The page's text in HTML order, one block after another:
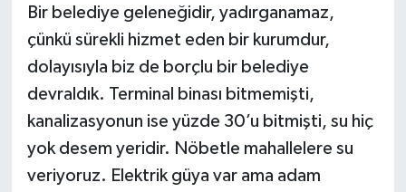
Bir belediye geleneğidir, yadırganamaz,
çünkü sürekli hizmet eden bir kurumdur,
dolayısıyla biz de borçlu bir belediye
devraldık. Terminal binası bitmemişti,
kanalizasyonun ise yüzde 30’u bitmişti, su hiç
yok desem yeridir. Nöbetle mahallelere su
veriyoruz. Elektrik güya var ama adam